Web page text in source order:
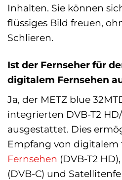
Inhalten. Sie können
flüssiges Bild freuen,
Schlieren.
Ist der Fernseher für
digitalem Fernsehen
Ja, der METZ blue
integrierten DVB-T2 HD/
ausgestattet. Dies
Empfang von digitalem
Fernsehen (DVB-T2
(DVB-C) und